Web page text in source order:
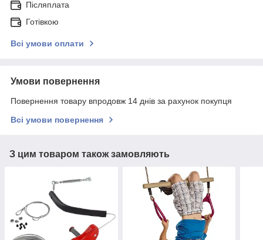
Післяплата
Готівкою
Всі умови оплати
Умови повернення
Повернення товару впродовж 14 днів за рахунок покупця
Всі умови повернення
З цим товаром також замовляють